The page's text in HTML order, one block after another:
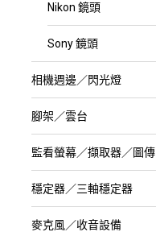
Nikon 鏡頭
Sony 鏡頭
相機週邊／閃光燈
腳架／雲台
監看螢幕／擷取器／圖傳
穩定器／三軸穩定器
麥克風／收音設備